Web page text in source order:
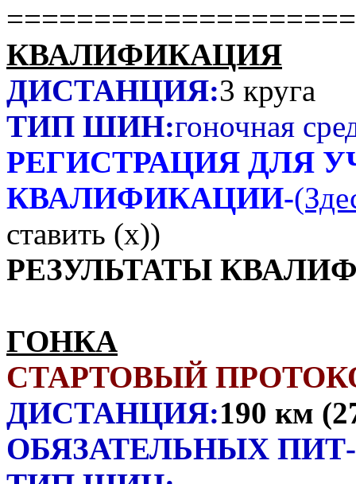
КВАЛИФИКАЦИЯ
ДИСТАНЦИЯ:3 круга
ТИП ШИН:гоночная
РЕГИСТРАЦИЯ ДЛЯ
КВАЛИФИКАЦИИ-
ставить (x))
РЕЗУЛЬТАТЫ
ГОНКА
СТАРТОВЫЙ
ДИСТАНЦИЯ:190 км
ОБЯЗАТЕЛЬНЫХ